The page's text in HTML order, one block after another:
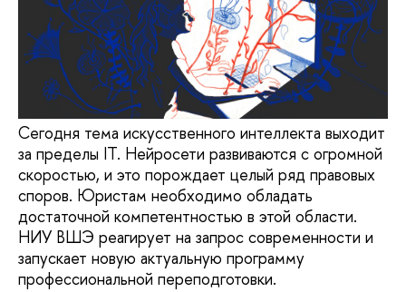
Сегодня тема искусственного интеллекта выходит
за пределы IT. Нейросети развиваются с огромной
скоростью, и это порождает целый ряд правовых
споров. Юристам необходимо обладать
достаточной компетентностью в этой области.
НИУ ВШЭ реагирует на запрос современности и
запускает новую актуальную программу
профессиональной переподготовки.